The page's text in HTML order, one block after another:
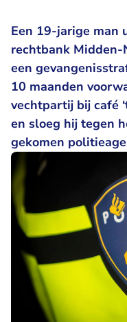
Een 19-jarige man
rechtbank
een
10 maanden
vechtpartij bij café
en sloeg hij tegen
gekomen